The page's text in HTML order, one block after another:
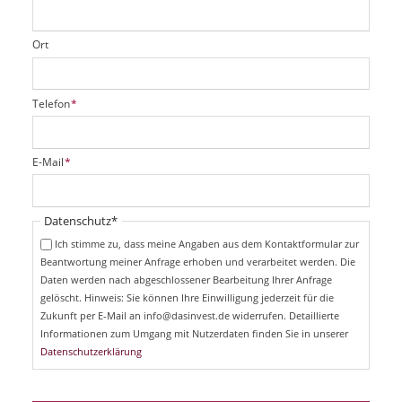
Ort
P
f
i
c
t
f
Telefon*
P
f
i
E-Mail*
Pflichtfeld
Datenschutz*
Ich stimme zu, dass meine Angaben aus dem Kontaktformular zur
Beantwortung meiner Anfrage erhoben und verarbeitet werden. Die
Daten werden nach abgeschlossener Bearbeitung Ihrer Anfrage
gelöscht. Hinweis: Sie können Ihre Einwilligung jederzeit für die
Zukunft per E-Mail an info@dasinvest.de widerrufen. Detaillierte
Informationen zum Umgang mit Nutzerdaten finden Sie in unserer
Datenschutzerklärung